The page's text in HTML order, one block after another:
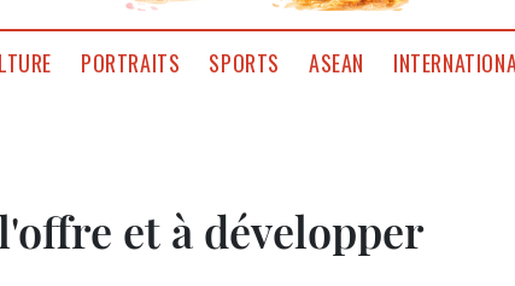
PORTRAITS SPORTS ASEAN
et à développer